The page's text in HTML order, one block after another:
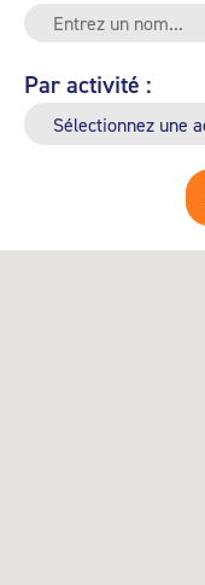
Par activité :